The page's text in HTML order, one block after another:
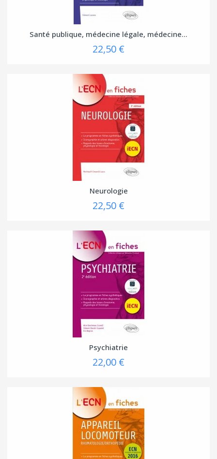
Santé publique, médecine légale, médecine...
22,50 €
Neurologie
22,50 €
Psychiatrie
22,00 €